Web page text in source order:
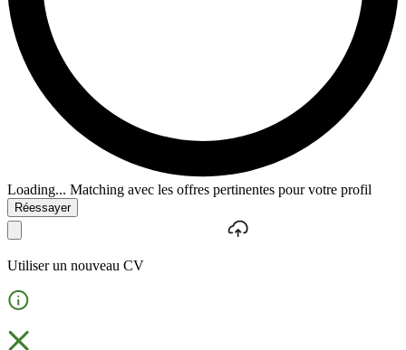
Loading... Matching avec les offres pertinentes pour votre profil
Réessayer
Utiliser un nouveau CV